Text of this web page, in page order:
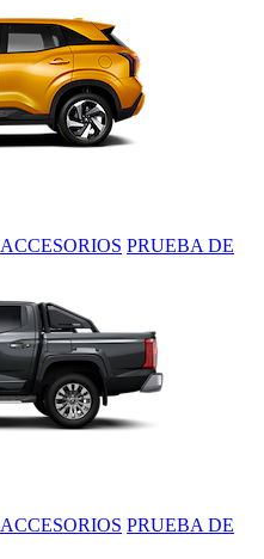
ACCESORIOS PRUEBA DE
ACCESORIOS PRUEBA DE